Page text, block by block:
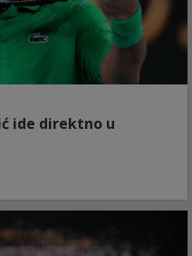
ide direktno u